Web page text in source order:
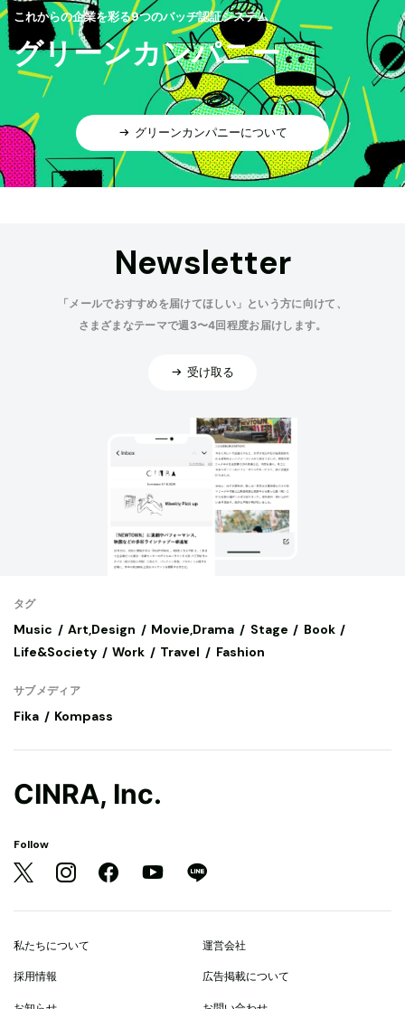
これからの企業を彩る9つのバッヂ認証システム
グリーンカンパニー
グリーンカンパニーについて
Newsletter
「メールでおすすめを届けてほしい」という方に向けて、
さまざまなテーマで週3〜4回程度お届けします。
受け取る
タグ
Music Art,Design Movie,Drama Stage
Book
Life&Society
Work Travel Fashion
サブメディア
Fika Kompass
CINRA, Inc.
Follow
私たちについて 運営会社
採用情報 広告掲載について